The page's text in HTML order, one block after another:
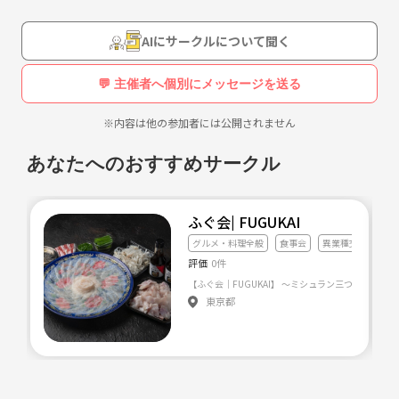
AIにサークルについて聞く
💬 主催者へ個別にメッセージを送る
※内容は他の参加者には公開されません
あなたへのおすすめサークル
ふぐ会| FUGUKAI
グルメ・料理全般 食事会 異業種交流会
評価 0件
東京都